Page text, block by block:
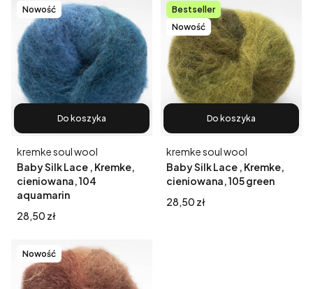
Nowość
Do koszyka
Baby Silk Lace , Kremke,
cieniowana, 104
aquamarin
Producent
kremke soul wool
Cena
28,50 zł
Bestseller
Nowość
Do koszyka
Baby Silk Lace , Kremke,
cieniowana, 105 green
Producent
kremke soul wool
Cena
28,50 zł
Nowość